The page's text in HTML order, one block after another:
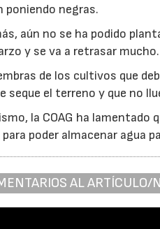
poniendo negras.
aún no se ha podido
y se va a retrasar mucho.
de los cultivos que
seque el terreno y que no
la COAG ha
para poder almacenar agua
AL ARTÍCULO/